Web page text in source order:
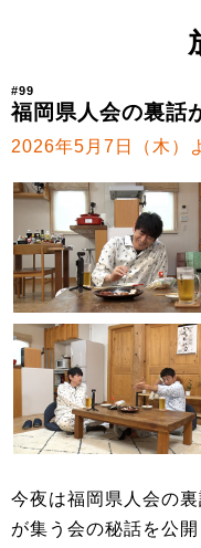
#99
福岡県人会の裏話
2026年5月7日（木）
今夜は福岡県人会の
が集う会の秘話を公